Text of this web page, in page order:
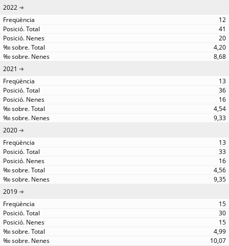
2022
12
41
20
4,20
8,68
2021
13
36
16
4,54
9,33
2020
13
33
16
4,56
9,35
2019
15
30
15
4,99
10,07